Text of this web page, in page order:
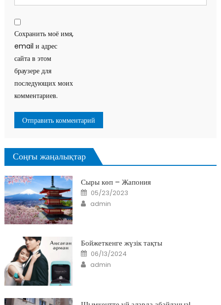
Сохранить моё имя,
email и адрес
сайта в этом
браузере для
последующих моих
комментариев.
Соңғы жаңалықтар
Сыры көп – Жапония
Posted
on
05/23/2023
Author
admin
Бойжеткенге жүзік тақты
Posted
on
06/13/2024
Author
admin